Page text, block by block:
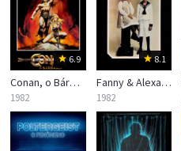
6.9
Conan, o Bárbaro
1982
8.1
Fanny & Alexander
1982